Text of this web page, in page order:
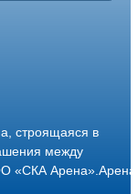
строящаяся в
между
«СКА Арена».Арена